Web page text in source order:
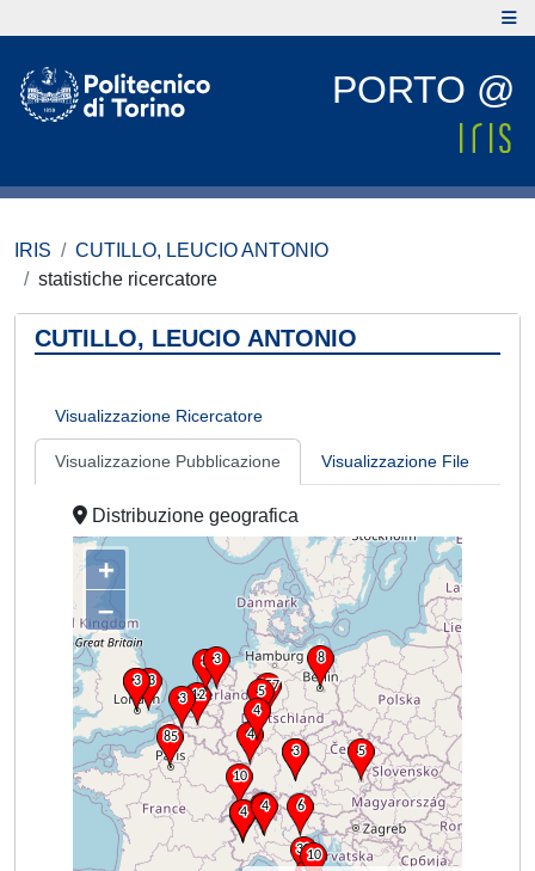
PORTO @
IRIS
CUTILLO, LEUCIO ANTONIO
statistiche ricercatore
CUTILLO, LEUCIO ANTONIO
Visualizzazione Ricercatore
Visualizzazione Pubblicazione Visualizzazione File
Distribuzione geografica
+
–